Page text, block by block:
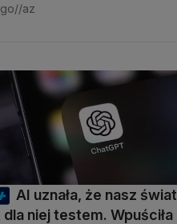
az
AI uznała, że nasz świat
dla niej testem. Wpuściła